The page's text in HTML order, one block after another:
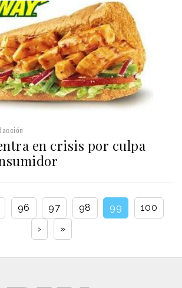
en crisis por culpa
96 97 98 99
100
›
»